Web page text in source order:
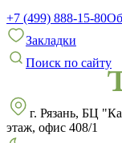
+7 (499) 888-15-80
Закладки
Поиск по сайту
г. Рязань, БЦ
этаж, офис 408/1